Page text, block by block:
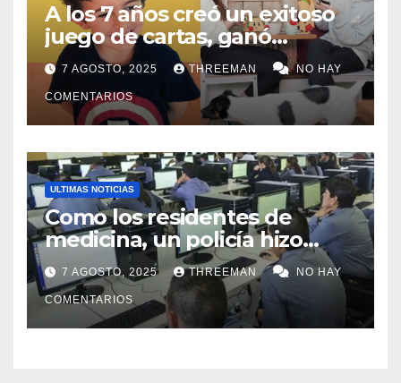
A los 7 años creó un exitoso
juego de cartas, ganó
millones y ahora vendió la
idea para cumplir su sueño
7 AGOSTO, 2025 THREEMAN NO HAY
COMENTARIOS
ULTIMAS NOTICIAS
Como los residentes de
medicina, un policía hizo
trampa en un examen para
obtener un ascenso en Santa
Fe y fue suspendido
7 AGOSTO, 2025 THREEMAN NO HAY
COMENTARIOS